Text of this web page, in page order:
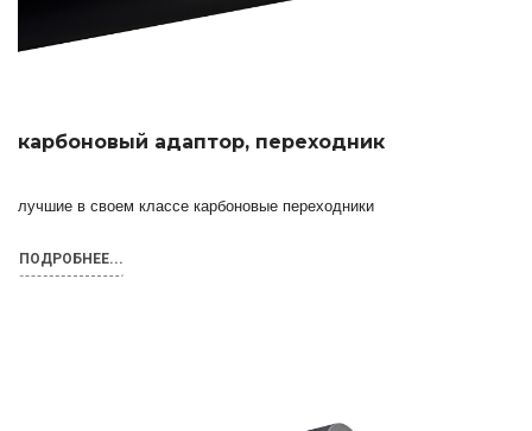
карбоновый адаптор, переходник
лучшие в своем классе карбоновые переходники
ПОДРОБНЕЕ...